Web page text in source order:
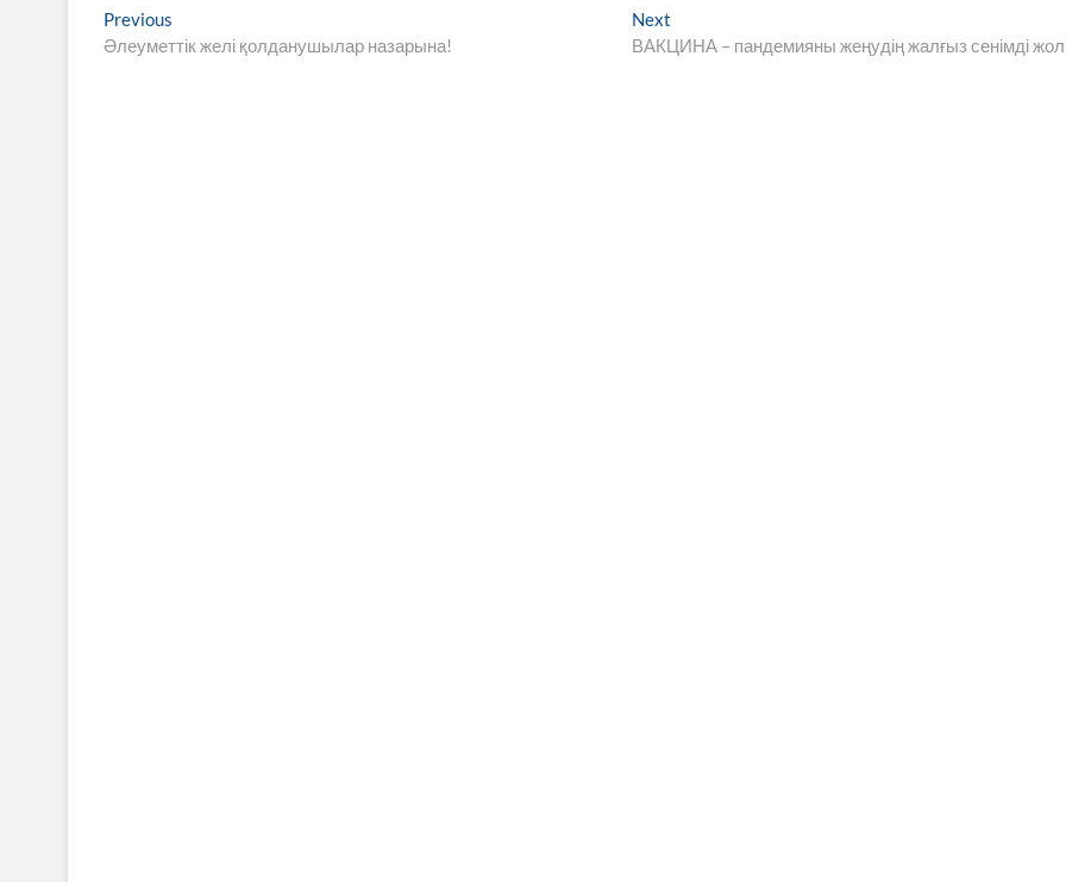
Навигация
по
Previous
post:
Әлеуметтік желі қолданушылар назарына!
Next
post:
ВАКЦИНА – пандемияны жеңудің жалғыз сенімді